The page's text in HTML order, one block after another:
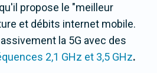
propose le "meilleur
et débits internet mobile.
la 5G avec des
2,1 GHz et 3,5 GHz.